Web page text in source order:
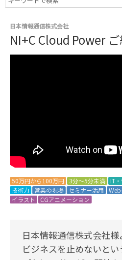
日本情報通信株式会社
NI+C Cloud Power
50万円から100万円 3分～5分未満 IT
技術力
営業の現場 セミナー活用
イラスト
CGアニメーション
日本情報通信株式会社
ビジネスを止めないと